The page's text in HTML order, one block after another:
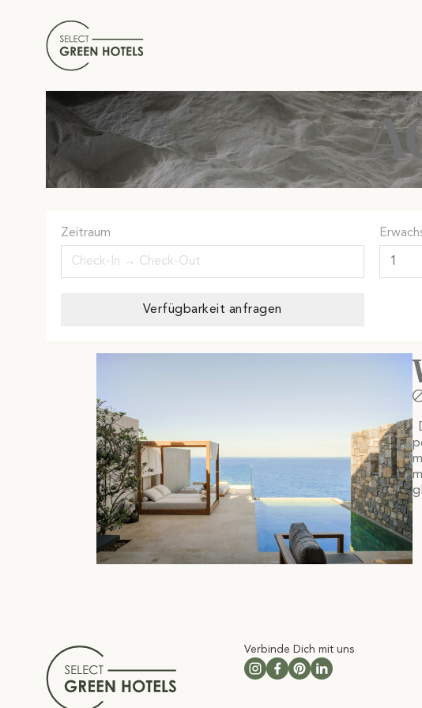
−
Zeitraum
Verbinde Dich mit uns
Follow us on Instagram
Follow us on Facebook
Follow us on Pinterest
Follow us on